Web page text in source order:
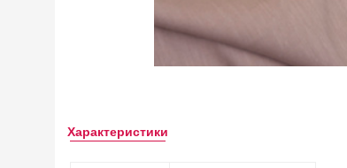
Характеристики